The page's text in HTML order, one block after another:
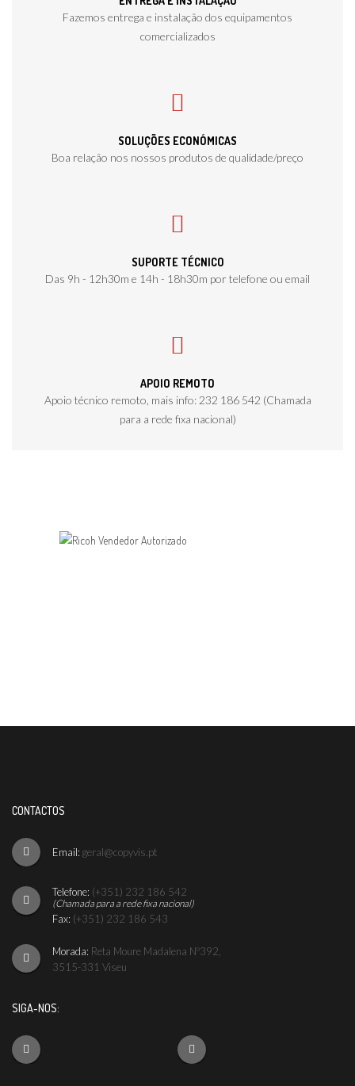
Fazemos entrega e instalação dos equipamentos
comercializados
SOLUÇÕES ECONÓMICAS
Boa relação nos nossos produtos de qualidade/preço
SUPORTE TÉCNICO
Das 9h - 12h30m e 14h - 18h30m por telefone ou email
APOIO REMOTO
Apoio técnico remoto, mais info: 232 186 542 (Chamada
para a rede fixa nacional)
CONTACTOS
Email: geral@copyvis.pt
Telefone: (+351) 232 186 542
(Chamada para a rede fixa nacional)
Fax: (+351) 232 186 543
Morada: Reta Moure Madalena Nº392,
3515-331 Viseu
SIGA-NOS: